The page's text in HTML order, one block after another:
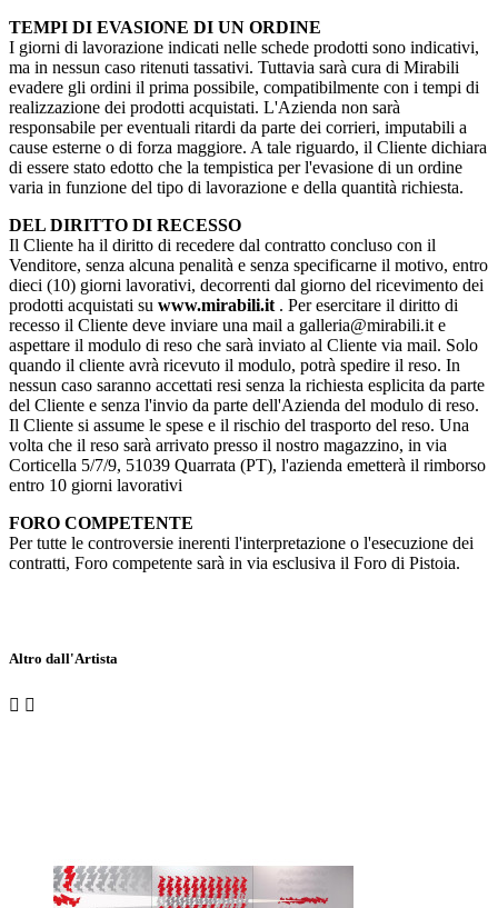
TEMPI DI EVASIONE DI UN ORDINE
I giorni di lavorazione indicati nelle schede prodotti sono indicativi,
ma in nessun caso ritenuti tassativi. Tuttavia sarà cura di Mirabili
evadere gli ordini il prima possibile, compatibilmente con i tempi di
realizzazione dei prodotti acquistati. L'Azienda non sarà
responsabile per eventuali ritardi da parte dei corrieri, imputabili a
cause esterne o di forza maggiore. A tale riguardo, il Cliente dichiara
di essere stato edotto che la tempistica per l'evasione di un ordine
varia in funzione del tipo di lavorazione e della quantità richiesta.
DEL DIRITTO DI RECESSO
Il Cliente ha il diritto di recedere dal contratto concluso con il
Venditore, senza alcuna penalità e senza specificarne il motivo, entro
dieci (10) giorni lavorativi, decorrenti dal giorno del ricevimento dei
prodotti acquistati su www.mirabili.it . Per esercitare il diritto di
recesso il Cliente deve inviare una mail a galleria@mirabili.it e
aspettare il modulo di reso che sarà inviato al Cliente via mail. Solo
quando il cliente avrà ricevuto il modulo, potrà spedire il reso. In
nessun caso saranno accettati resi senza la richiesta esplicita da parte
del Cliente e senza l'invio da parte dell'Azienda del modulo di reso.
Il Cliente si assume le spese e il rischio del trasporto del reso. Una
volta che il reso sarà arrivato presso il nostro magazzino, in via
Corticella 5/7/9, 51039 Quarrata (PT), l'azienda emetterà il rimborso
entro 10 giorni lavorativi
FORO COMPETENTE
Per tutte le controversie inerenti l'interpretazione o l'esecuzione dei
contratti, Foro competente sarà in via esclusiva il Foro di Pistoia.
Altro dall'Artista
 